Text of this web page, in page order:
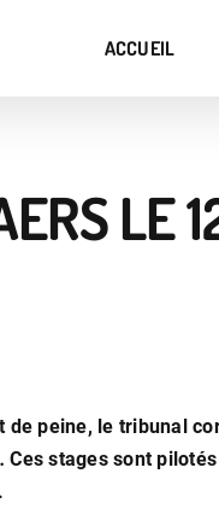
ACCUEIL
LE
peine, le tribunal
stages sont